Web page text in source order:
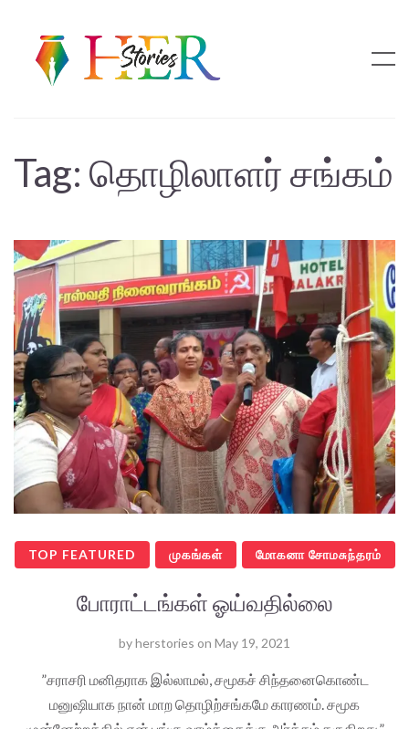
Tag: தொழிலாளர் சங்கம்
TOP FEATURED முகங்கள் மோகனா சோமசுந்தரம்
போராட்டங்கள் ஓய்வதில்லை
byherstories on May 19, 2021
”சராசரி மனிதராக இல்லாமல், சமூகச் சிந்தனைகொண்ட
மனுஷியாக நான் மாற தொழிற்சங்கமே காரணம். சமூக